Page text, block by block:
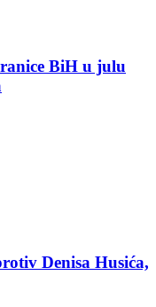
BiH u julu
Denisa Husića,